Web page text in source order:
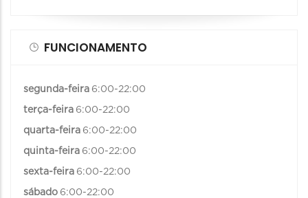
FUNCIONAMENTO
segunda-feira 6:00-22:00
terça-feira 6:00-22:00
quarta-feira 6:00-22:00
quinta-feira 6:00-22:00
sexta-feira 6:00-22:00
sábado 6:00-22:00